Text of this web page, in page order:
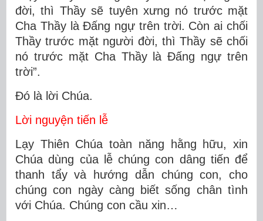
đời, thì Thầy sẽ tuyên xưng nó trước mặt
Cha Thầy là Ðấng ngự trên trời. Còn ai chối
Thầy trước mặt người đời, thì Thầy sẽ chối
nó trước mặt Cha Thầy là Ðấng ngự trên
trời”.
Ðó là lời Chúa.
Lời nguyện tiến lễ
Lạy Thiên Chúa toàn năng hằng hữu, xin
Chúa dùng của lễ chúng con dâng tiến để
thanh tẩy và hướng dẫn chúng con, cho
chúng con ngày càng biết sống chân tình
với Chúa. Chúng con cầu xin…